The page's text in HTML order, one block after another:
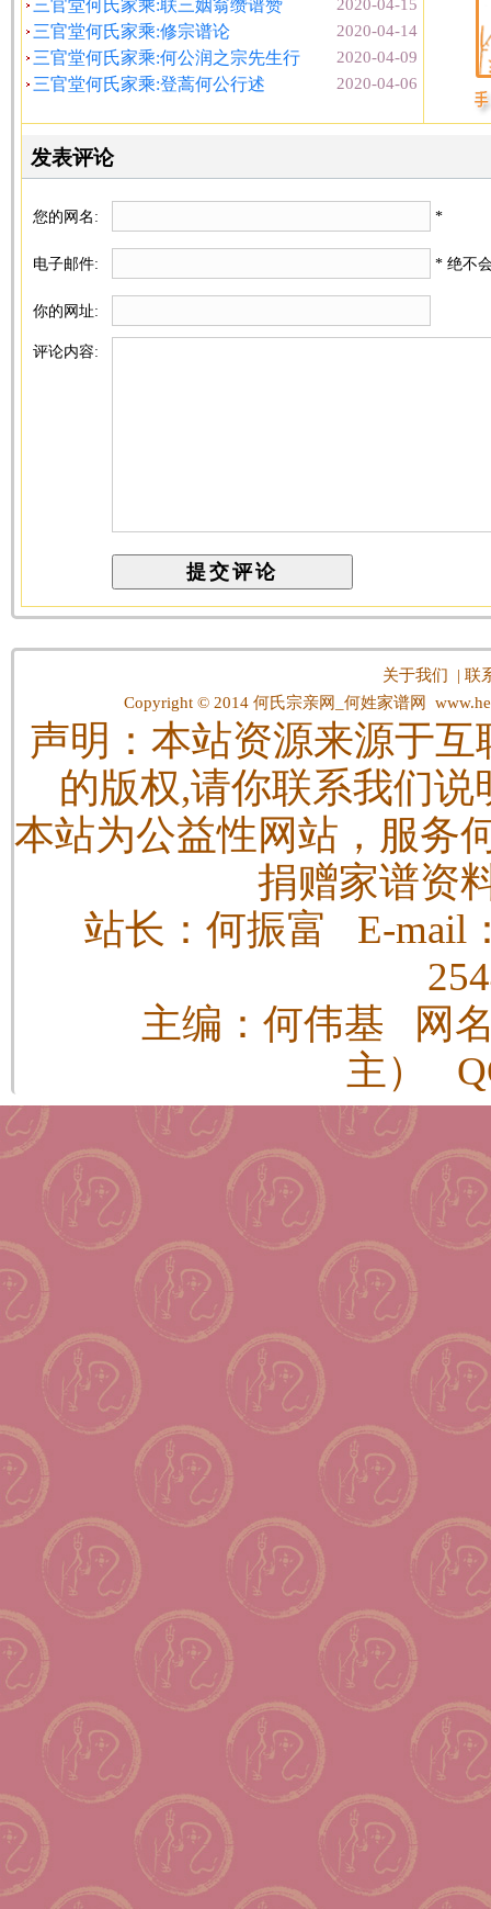
2020-04-15
三官堂何氏家乘:联三姻翁缵谱赞
2020-04-14
三官堂何氏家乘:修宗谱论
2020-04-09
三官堂何氏家乘:何公润之宗先生行
2020-04-06
三官堂何氏家乘:登蒿何公行述
发表评论
您的网名: *
电子邮件: * 绝不
你的网址:
评论内容:
关于我们 |联
Copyright © 2014 何氏宗亲网_何姓家谱网
声明：本站资源来源于
的版权,请你联系我们
本站为公益性网站，服务
捐赠家谱资
站长：何振富 E-mail
主编：何伟基 网
主）